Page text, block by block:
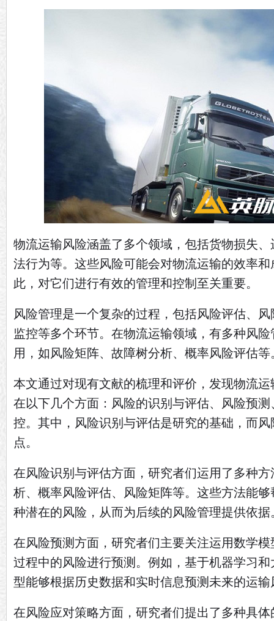
物流运输风险涵盖了多个领域，包括货物损失
法行为等。这些风险可能会对物流运输的效率
此，对它们进行有效的管理和控制至关重要。
风险管理是一个复杂的过程，包括风险评估、
监控等多个环节。在物流运输领域，有多种风
用，如风险矩阵、故障树分析、概率风险评估等
本文通过对现有文献的梳理和评价，发现物流
在以下几个方面：风险的识别与评估、风险预
控。其中，风险识别与评估是研究的基础，而
点。
在风险识别与评估方面，研究者们运用了多种
析、概率风险评估、风险矩阵等。这些方法能
种潜在的风险，从而为后续的风险管理提供依据
在风险预测方面，研究者们主要关注运用数学
过程中的风险进行预测。例如，基于机器学习
型能够根据历史数据和实时信息预测未来的运输
在风险应对策略方面，研究者们提出了多种具